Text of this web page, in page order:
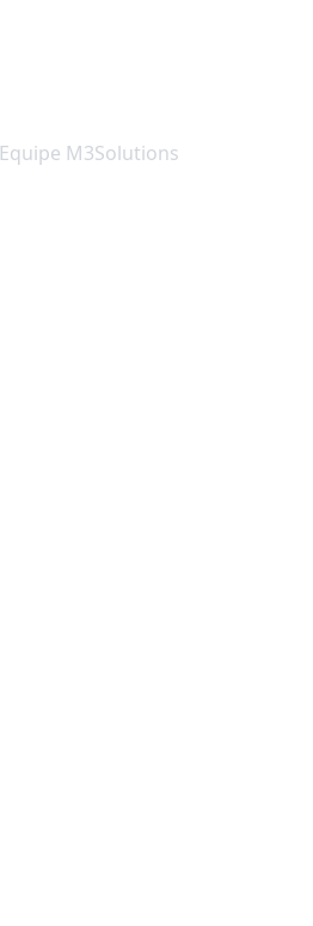
Equipe M3Solutions